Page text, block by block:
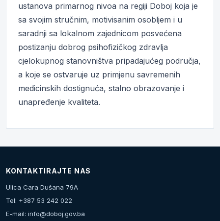
ustanova primarnog nivoa na regiji Doboj koja je
sa svojim stručnim, motivisanim osobljem i u
saradnji sa lokalnom zajednicom posvećena
postizanju dobrog psihofizičkog zdravlja
cjelokupnog stanovništva pripadajućeg područja,
a koje se ostvaruje uz primjenu savremenih
medicinskih dostignuća, stalno obrazovanje i
unapređenje kvaliteta.
KONTAKTIRAJTE NAS
Ulica Cara Dušana 79A
Tel: +387 53 242 022
E-mail: info@doboj.gov.ba